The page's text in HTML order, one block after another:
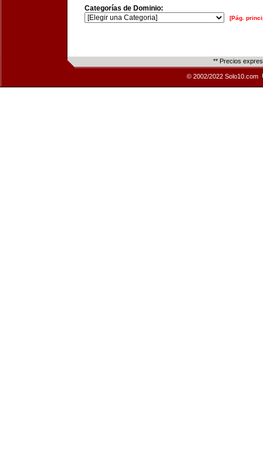
Categorías de Dominio:
[Pág.
** Precios
© 2002/2022 Solo10.com